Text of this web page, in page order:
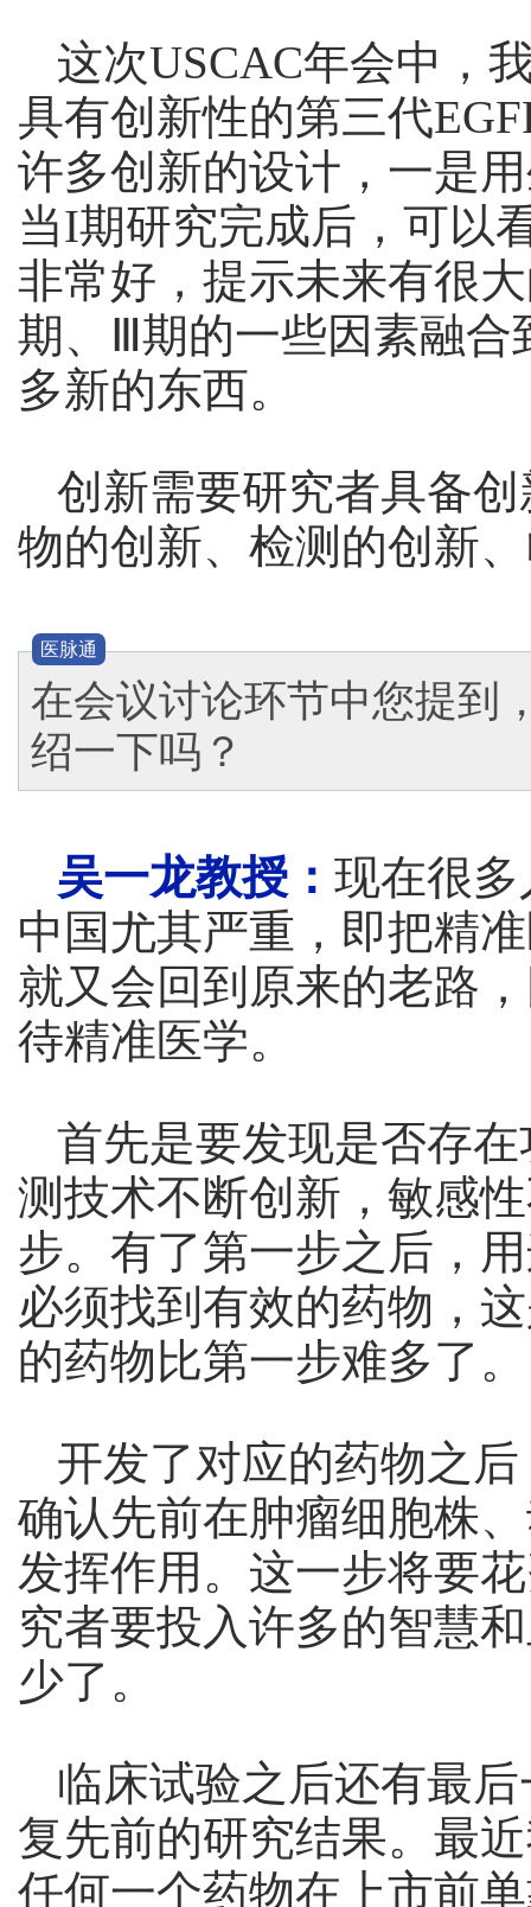
这次USCAC年会中，
具有创新性的第三代
许多创新的设计，一是
当I期研究完成后，可以
非常好，提示未来有很
期、Ⅲ期的一些因素融合
多新的东西。
创新需要研究者具备
物的创新、检测的创新
医脉通
在会议讨论环节中您提到
绍一下吗？
吴一龙教授： 现在很
中国尤其严重，即把精
就又会回到原来的老路
待精准医学。
首先是要发现是否存
测技术不断创新，敏感
步。有了第一步之后，
必须找到有效的药物，
的药物比第一步难多了。
开发了对应的药物之
确认先前在肿瘤细胞株
发挥作用。这一步将要
究者要投入许多的智慧
少了。
临床试验之后还有最
复先前的研究结果。最
任何一个药物在上市前